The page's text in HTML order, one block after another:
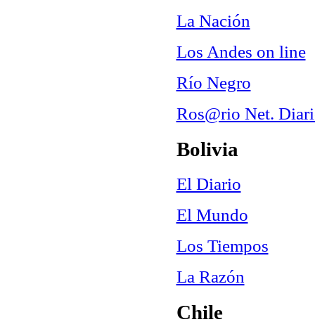
La Nación
Los Andes on line
Río Negro
Ros@rio Net.
Bolivia
El Diario
El Mundo
Los Tiempos
La Razón
Chile